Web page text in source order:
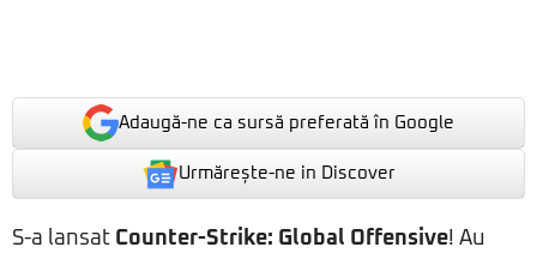
Adaugă-ne ca sursă preferată în Google
Urmărește-ne in Discover
S-a lansat Counter-Strike: Global Offensive! Au